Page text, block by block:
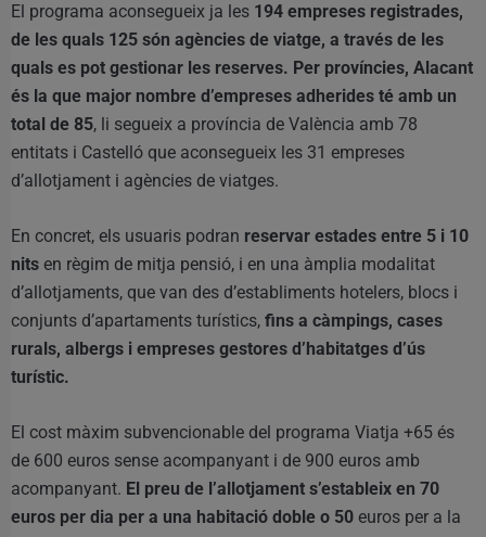
El programa aconsegueix ja les 194 empreses registrades,
de les quals 125 són agències de viatge, a través de les
quals es pot gestionar les reserves. Per províncies, Alacant
és la que major nombre d’empreses adherides té amb un
total de 85, li segueix a província de València amb 78
entitats i Castelló que aconsegueix les 31 empreses
d’allotjament i agències de viatges.
En concret, els usuaris podran reservar estades entre 5 i 10
nits en règim de mitja pensió, i en una àmplia modalitat
d’allotjaments, que van des d’establiments hotelers, blocs i
conjunts d’apartaments turístics, fins a càmpings, cases
rurals, albergs i empreses gestores d’habitatges d’ús
turístic.
El cost màxim subvencionable del programa Viatja +65 és
de 600 euros sense acompanyant i de 900 euros amb
acompanyant. El preu de l’allotjament s’estableix en 70
euros per dia per a una habitació doble o 50 euros per a la